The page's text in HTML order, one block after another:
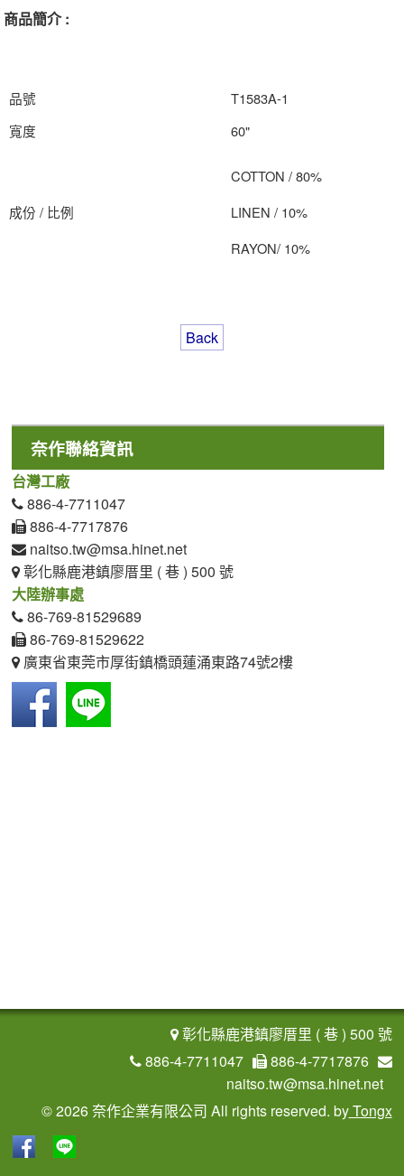
商品簡介 :
品號
T1583A-1
寬度
60"
成份 / 比例
COTTON / 80%
LINEN / 10%
RAYON/ 10%
Back
奈作聯絡資訊
台灣工廠
886-4-7711047
886-4-7717876
naitso.tw@msa.hinet.net
彰化縣鹿港鎮廖厝里 ( 巷 ) 500 號
大陸辦事處
86-769-81529689
86-769-81529622
廣東省東莞市厚街鎮橋頭蓮涌東路74號2樓
彰化縣鹿港鎮廖厝里 ( 巷 ) 500 號
886-4-7711047
886-4-7717876
naitso.tw@msa.hinet.net
©2026 奈作企業有限公司 All rights reserved. byTongx